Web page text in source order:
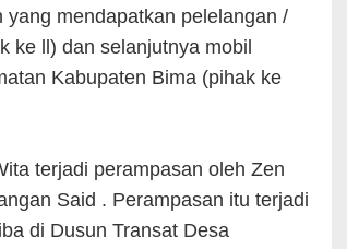
mendapatkan pelelangan /
ke ll) dan selanjutnya mobil
Kabupaten Bima (pihak ke
terjadi perampasan oleh Zen
Said . Perampasan itu terjadi
di Dusun Transat Desa